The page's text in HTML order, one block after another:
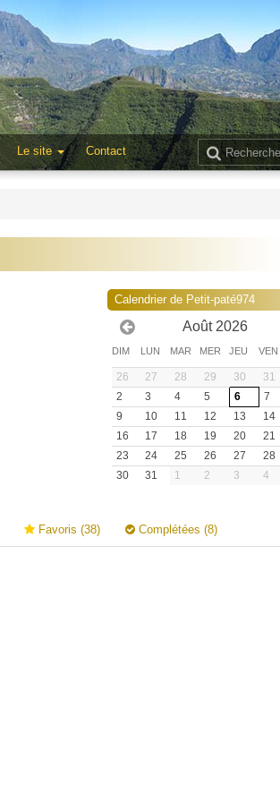
Le site Contact
Calendrier de Petit-paté974
Août 2026
DIM LUN MAR MER JEU VEN
26 27 28 29 30 31
2
3 4 5 6 7
9
10 11 12 13 14
16
17 18 19 20 21
23
24 25 26 27 28
30
31 1 2 3 4
Favoris (38) Complétées (8)